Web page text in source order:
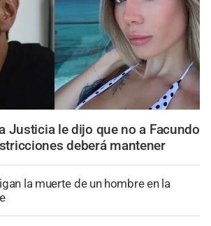
Justicia le dijo que no a Facundo
deberá mantener
la muerte de un hombre en la